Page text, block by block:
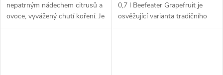
nepatrným nádechem citrusů a
ovoce, vyvážený chutí koření. Je
perfektní bází pro koktejly a
0,7 l Beefeater Grapefruit je
osvěžující varianta tradičního
Beefeater ginu, který kombinuje